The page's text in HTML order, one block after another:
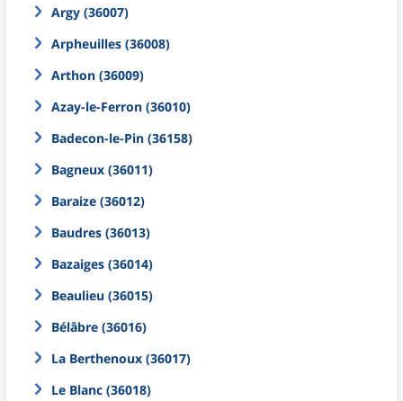
Argy (36007)
Arpheuilles (36008)
Arthon (36009)
Azay-le-Ferron (36010)
Badecon-le-Pin (36158)
Bagneux (36011)
Baraize (36012)
Baudres (36013)
Bazaiges (36014)
Beaulieu (36015)
Bélâbre (36016)
La Berthenoux (36017)
Le Blanc (36018)